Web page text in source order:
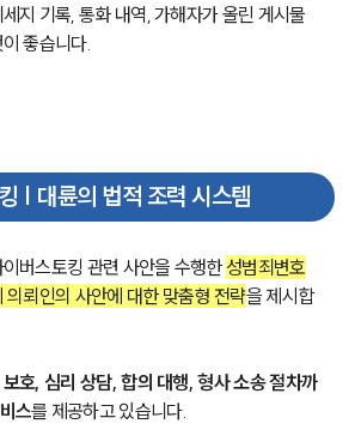
구성원 소개
언론보도
법률 블로그
법률서식
스레터/브로슈어
대륜법률상담예약
지 기록, 통화 내역, 가해자가 올린 게시물
좋습니다.
| 대륜의 법적 조력 시스템
버스토킹 관련 사안을 수행한 성범죄변호
의뢰인의 사안에 대한 맞춤형 전략을 제시합
보호, 심리 상담, 합의 대행, 형사 소송 절차까
스를 제공하고 있습니다.